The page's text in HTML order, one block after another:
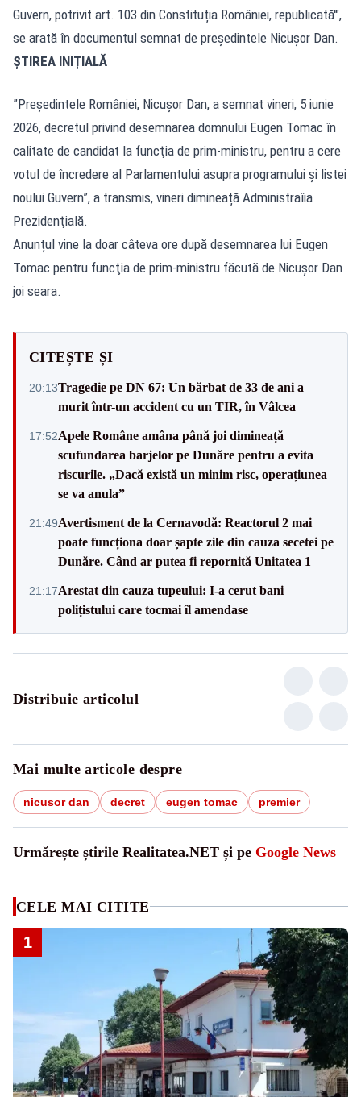
Guvern, potrivit art. 103 din Constituția României, republicată'",
se arată în documentul semnat de președintele Nicușor Dan.
ȘTIREA INIȚIALĂ
”Preşedintele României, Nicuşor Dan, a semnat vineri, 5 iunie
2026, decretul privind desemnarea domnului Eugen Tomac în
calitate de candidat la funcţia de prim-ministru, pentru a cere
votul de încredere al Parlamentului asupra programului şi listei
noului Guvern”, a transmis, vineri dimineață Administraîia
Prezidenţială.
Anunțul vine la doar câteva ore după desemnarea lui Eugen
Tomac pentru funcţia de prim-ministru făcută de Nicușor Dan
joi seara.
CITEȘTE ȘI
20:13Tragedie pe DN 67: Un bărbat de 33 de ani a
murit într-un accident cu un TIR, în Vâlcea
17:52Apele Române amâna până joi dimineață
scufundarea barjelor pe Dunăre pentru a evita
riscurile. „Dacă există un minim risc, operațiunea
se va anula”
21:49Avertisment de la Cernavodă: Reactorul 2 mai
poate funcționa doar șapte zile din cauza secetei pe
Dunăre. Când ar putea fi repornită Unitatea 1
21:17Arestat din cauza tupeului: I-a cerut bani
polițistului care tocmai îl amendase
Distribuie articolul
Mai multe articole despre
nicusor dan decret eugen tomac premier
Urmărește știrile Realitatea.NET și pe Google News
CELE MAI CITITE
1